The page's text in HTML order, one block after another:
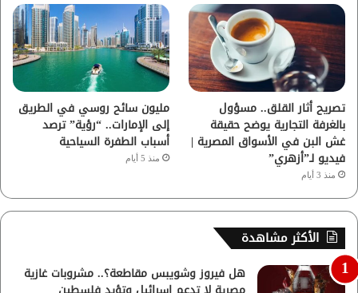
تصريح أثار القلق.. مسؤول
بالغرفة التجارية يوضح حقيقة
غش البن في الأسواق المصرية |
فيديو لـ”أزهري”
منذ 3 أيام
مليون سائح روسي في الطريق
إلى الإمارات.. “رؤية” ترصد
أسباب الطفرة السياحية
منذ 5 أيام
الأكثر مشاهدة
هل فيروز وشويبس مقاطعة؟.. مشروبات غازية